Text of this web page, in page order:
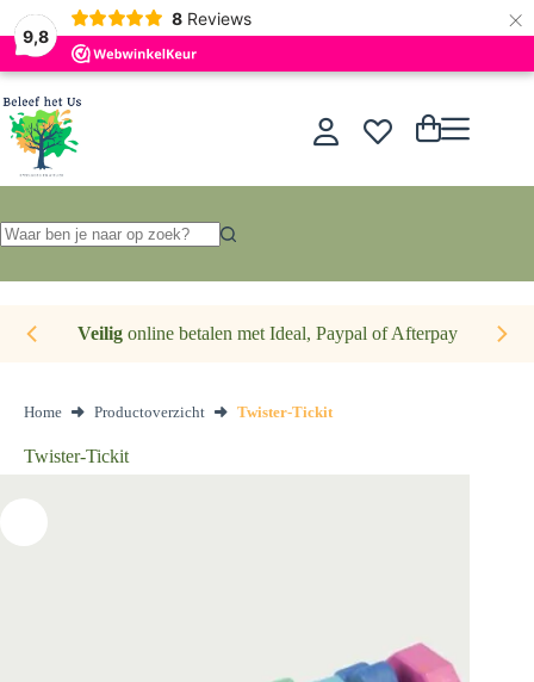
9,8
8 Reviews ×
Ga
naar
de
inhoud
Winkelwagen
resultaten
Veiligonline betalen met Ideal, Paypal of Afterpay
Home Productoverzicht Twister-Tickit
Twister-Tickit